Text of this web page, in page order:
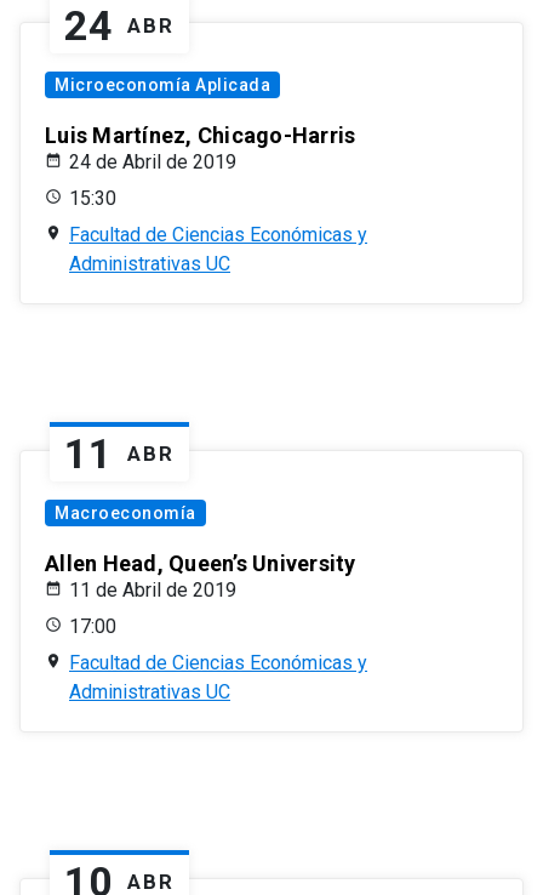
24 ABR
Microeconomía Aplicada
Luis Martínez, Chicago-Harris
24 de Abril de 2019
15:30
Facultad de Ciencias Económicas y
Administrativas UC
11 ABR
Macroeconomía
Allen Head, Queen’s University
11 de Abril de 2019
17:00
Facultad de Ciencias Económicas y
Administrativas UC
10 ABR